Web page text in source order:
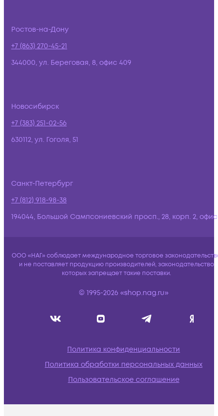
Ростов-на-Дону
+7 (863) 270-45-21
344000, ул. Береговая, 8, офис 409
Новосибирск
+7 (383) 251-02-56
630112, ул. Гоголя, 51
Санкт-Петербург
+7 (812) 918-98-38
194044, Большой Сампсониевский просп., 28, корп. 2,
ООО «НАГ» соблюдает международное торговое
и не поставляет продукцию производителей, законодательство
которых запрещает такие поставки.
© 1995-2026 «shop.nag.ru»
Политика конфиденциальности
Политика обработки персональных данных
Пользовательское соглашение